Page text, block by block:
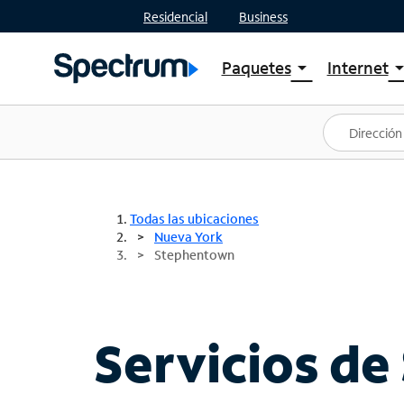
Residencial Business
Paquetesarrow_drop_down
Ver paquetes
Spectrum One
Mejores ofertas
Internetarrow_drop_down
Planes
Todas las ubicaciones
Nueva York
Stephentown
Servicios